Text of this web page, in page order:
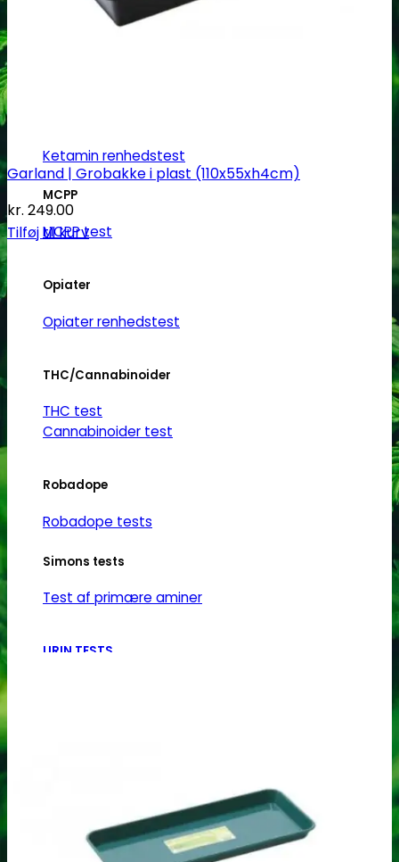
GHB/Hætter
Ketamin renhedstest
MCPP
MCPP test
Opiater
Opiater renhedstest
THC/Cannabinoider
THC test
Cannabinoider test
Robadope
Robadope tests
Simons tests
Test af primære aminer
URIN TESTS
Garland | Grobakke i plast (110x55xh4cm)
kr. 249.00
Tilføj til kurv